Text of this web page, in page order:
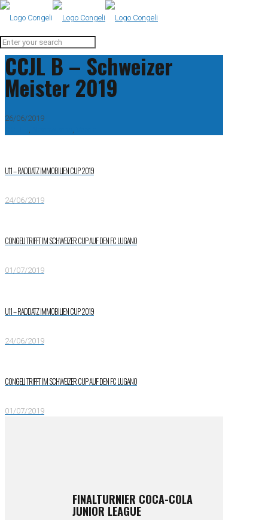
CCJL B – Schweizer
Meister 2019
26/06/2019
, ,
U11 – RADDATZ IMMOBILIEN CUP 2019
24/06/2019
CONGELI TRIFFT IM SCHWEIZER CUP AUF DEN FC LUGANO
01/07/2019
U11 – RADDATZ IMMOBILIEN CUP 2019
24/06/2019
CONGELI TRIFFT IM SCHWEIZER CUP AUF DEN FC LUGANO
01/07/2019
FINALTURNIER COCA-COLA
JUNIOR LEAGUE